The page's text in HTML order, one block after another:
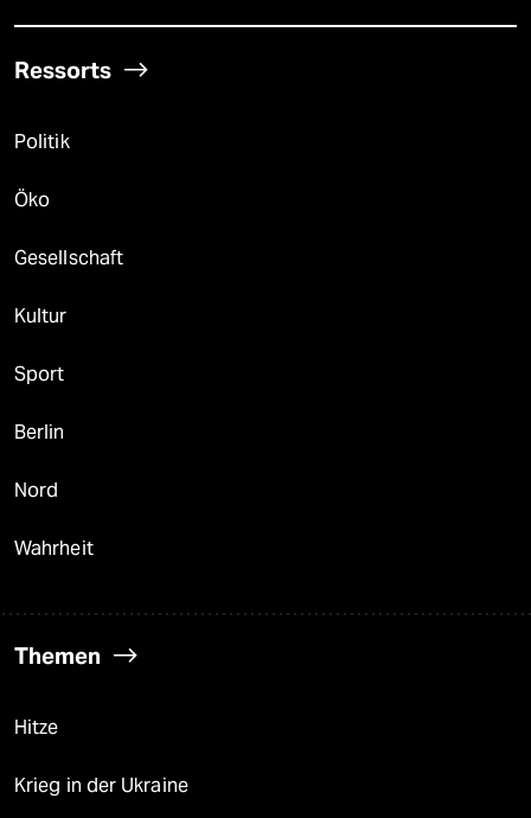
Ressorts
Politik
Öko
Gesellschaft
Kultur
Sport
Berlin
Nord
Wahrheit
Themen
Hitze
Krieg in der Ukraine